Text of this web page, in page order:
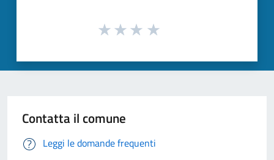
Contatta il comune
Leggi le domande frequenti